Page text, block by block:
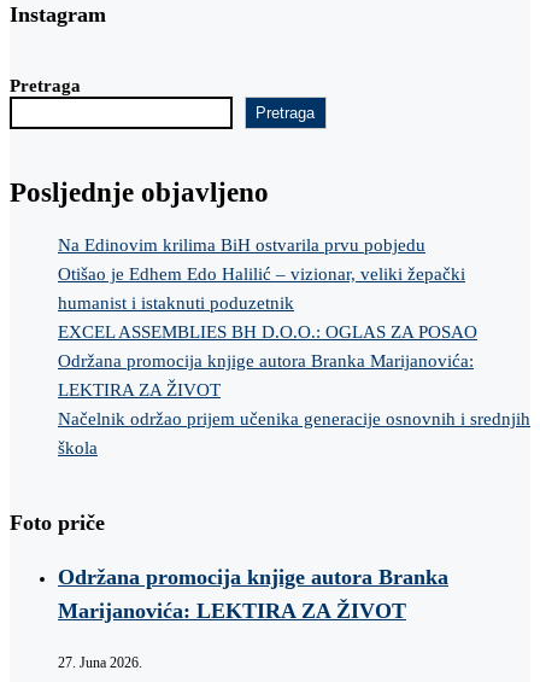
Instagram
Pretraga
Pretraga
Posljednje objavljeno
Na Edinovim krilima BiH ostvarila prvu pobjedu
Otišao je Edhem Edo Halilić – vizionar, veliki žepački
humanist i istaknuti poduzetnik
EXCEL ASSEMBLIES BH D.O.O.: OGLAS ZA POSAO
Održana promocija knjige autora Branka Marijanovića:
LEKTIRA ZA ŽIVOT
Načelnik održao prijem učenika generacije osnovnih i srednjih
škola
Foto priče
Održana promocija knjige autora Branka
Marijanovića: LEKTIRA ZA ŽIVOT
27. Juna 2026.